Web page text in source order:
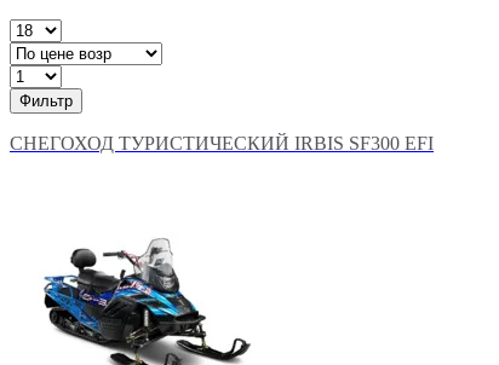
Фильтр
СНЕГОХОД ТУРИСТИЧЕСКИЙ IRBIS SF300 EFI